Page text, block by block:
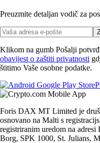
Preuzmite detaljan vodič za
Klikom na gumb Pošalji
obavijest o zaštiti privatnosti
štitimo Vaše osobne podatke.
Foris DAX MT Limited je
osnovano na Malti s
registriranim uredom na
Borg, SPK 1000, St. Julians,